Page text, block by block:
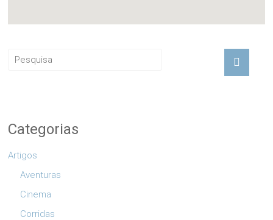
Categorias
Artigos
Aventuras
Cinema
Corridas